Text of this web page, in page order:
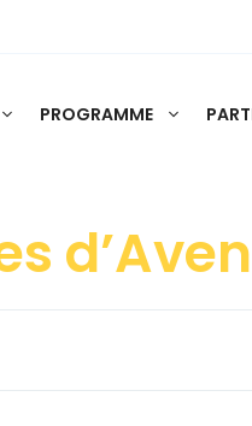
PROGRAMME